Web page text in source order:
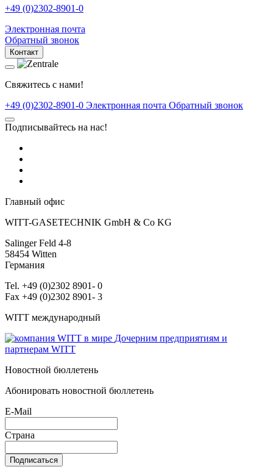
+49 (0)2302-8901-0
Электронная почта
Обратный звонок
Контакт
Свяжитесь с нами!
+49 (0)2302-8901-0 Электронная почта Обратный звонок
Подписывайтесь на нас!
Главный офис
WITT-GASETECHNIK GmbH & Co KG
Salinger Feld 4-8
58454 Witten
Германия
Tel. +49 (0)2302 8901- 0
Fax +49 (0)2302 8901- 3
WITT международный
Дочерним предприятиям и
партнерам WITT
Новостной бюллетень
Абонировать новостной бюллетень
E-Mail
Страна
Подписаться